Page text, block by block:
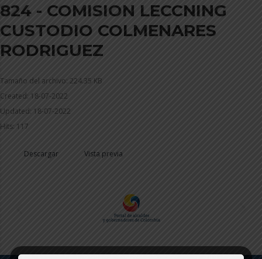
824 - COMISION LECCNING
CUSTODIO COLMENARES
RODRIGUEZ
Tamaño del archivo: 224.35 KB
Created: 18-07-2022
Updated: 18-07-2022
Hits: 117
Descargar Vista previa